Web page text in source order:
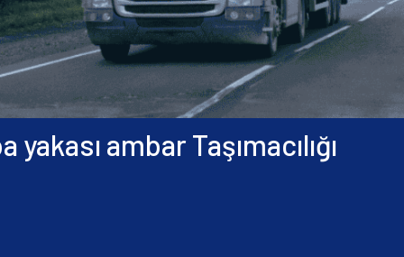
ambar Taşımacılığı